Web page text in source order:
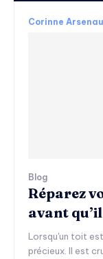
Corinne
Blog
Réparez
avant
Lorsqu'un toit
précieux. Il est